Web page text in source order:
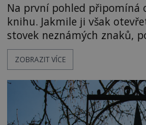
Na první pohled připomíná
knihu. Jakmile ji však
stovek neznámých znaků,
textu, který už téměř dvě
pokusům o rozluštění.
jistotou neví, kdo jej
vlastně vypráví. Rohoncský kodex se poprvé
objevuje v roce
ZOBRAZIT VÍCE